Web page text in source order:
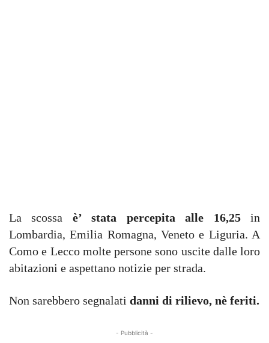
La scossa è’ stata percepita alle 16,25in
Lombardia, Emilia Romagna, Veneto e Liguria. A
Como e Lecco molte persone sono uscite dalle loro
abitazioni e aspettano notizie per strada.
Non sarebbero segnalati danni di rilievo, nè feriti.
- Pubblicità -